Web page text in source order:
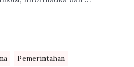
Pemerintahan